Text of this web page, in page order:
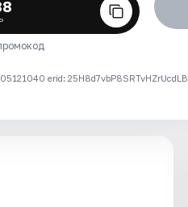
erid: 25H8d7vbP8SRTvHZrUcdLB